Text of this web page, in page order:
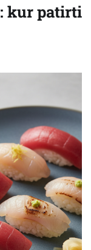
kur patirti